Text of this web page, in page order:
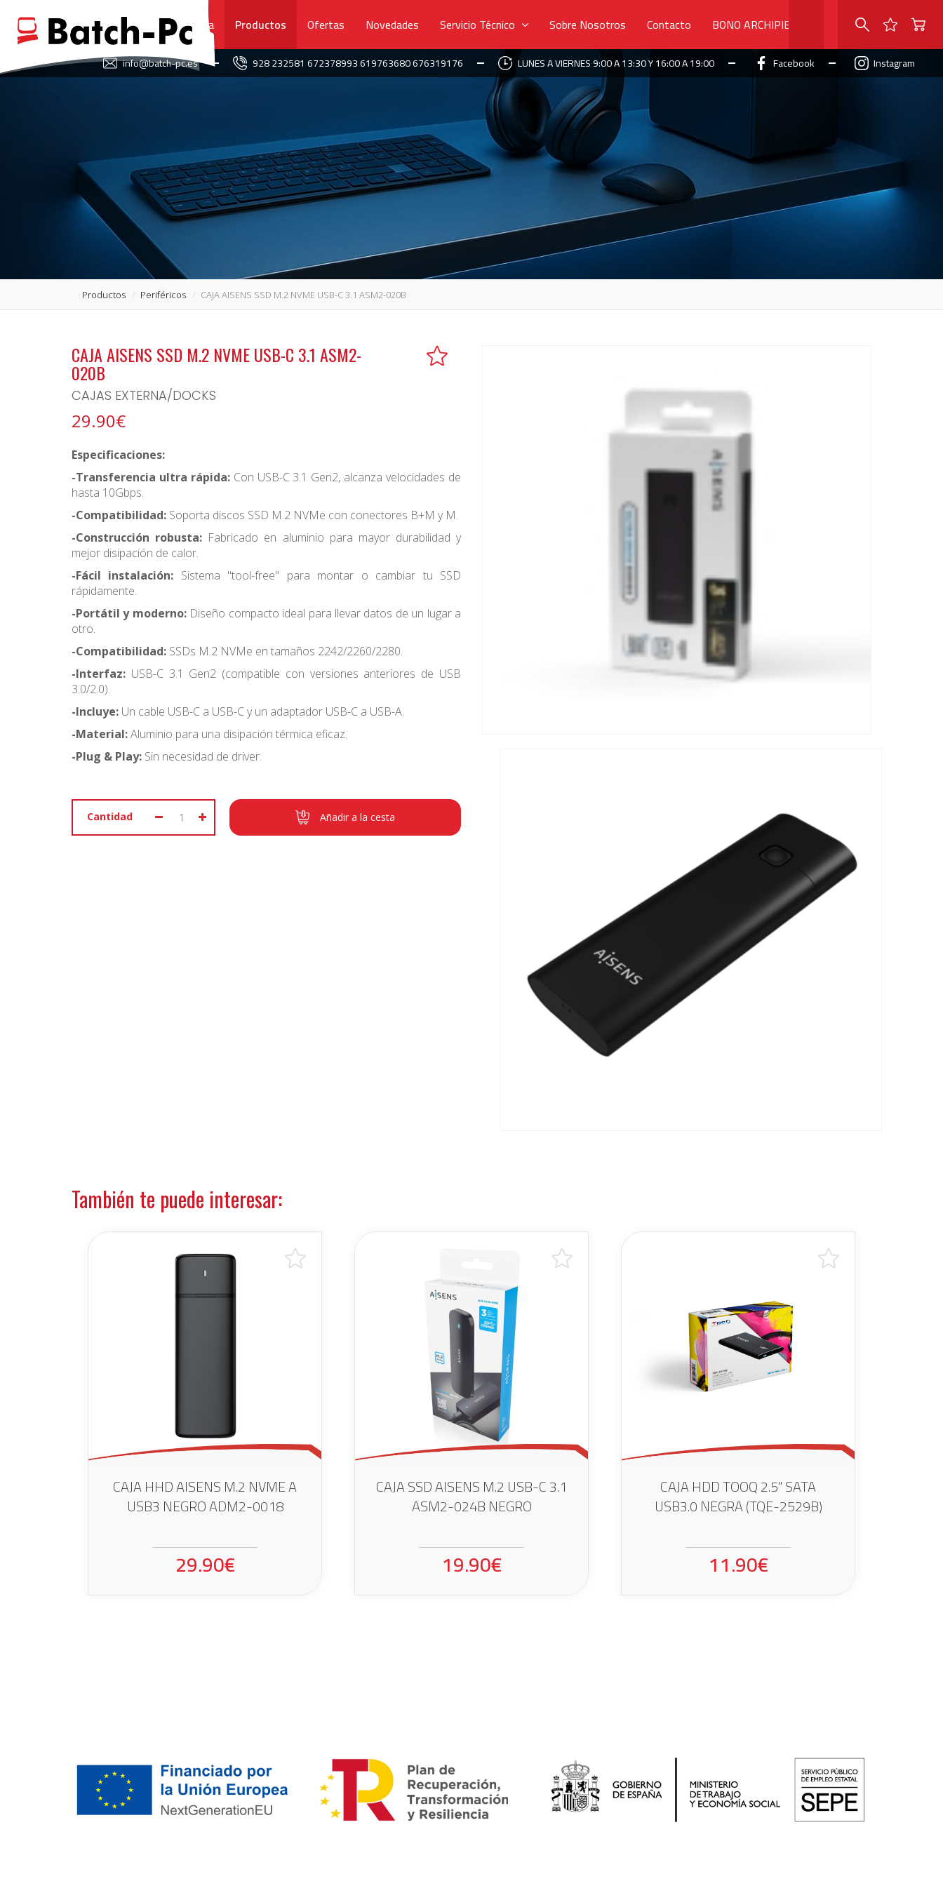
Portada Productos Ofertas Novedades Servicio Técnico Sobre Nosotros Contacto BONO ARCHIPIELAGO
info@batch-pc.es 928 232581 672378993 619763680 676319176 LUNES A VIERNES 9:00 A 13:30 Y 16:00 A 19:00 Facebook Instagram
Productos Periféricos CAJA AISENS SSD M.2 NVME USB-C 3.1 ASM2-020B
CAJA AISENS SSD M.2 NVME USB-C 3.1 ASM2-
020B
CAJAS EXTERNA/DOCKS
29.90€
Especificaciones:
-Transferencia ultra rápida:Con USB-C 3.1 Gen2, alcanza velocidades de
hasta 10Gbps.
-Compatibilidad: Soporta discos SSD M.2 NVMe con conectores B+M y M.
-Construcción robusta: Fabricado en aluminio para mayor durabilidad y
mejor disipación de calor.
-Fácil instalación: Sistema "tool-free" para montar o cambiar tu SSD
rápidamente.
-Portátil y moderno:Diseño compacto ideal para llevar datos de un lugar a
otro.
-Compatibilidad: SSDs M.2 NVMe en tamaños 2242/2260/2280.
-Interfaz: USB-C 3.1 Gen2 (compatible con versiones anteriores de USB
3.0/2.0).
-Incluye: Un cable USB-C a USB-C y un adaptador USB-C a USB-A.
-Material:Aluminio para una disipación térmica eficaz.
-Plug & Play: Sin necesidad de driver.
Cantidad Añadir a la cesta
También te puede interesar:
CAJA HHD AISENS M.2 NVME A
USB3 NEGRO ADM2-0018
29.90€
CAJA SSD AISENS M.2 USB-C 3.1
ASM2-024B NEGRO
19.90€
CAJA HDD TOOQ 2.5" SATA
USB3.0 NEGRA (TQE-2529B)
11.90€
FAVORITOS